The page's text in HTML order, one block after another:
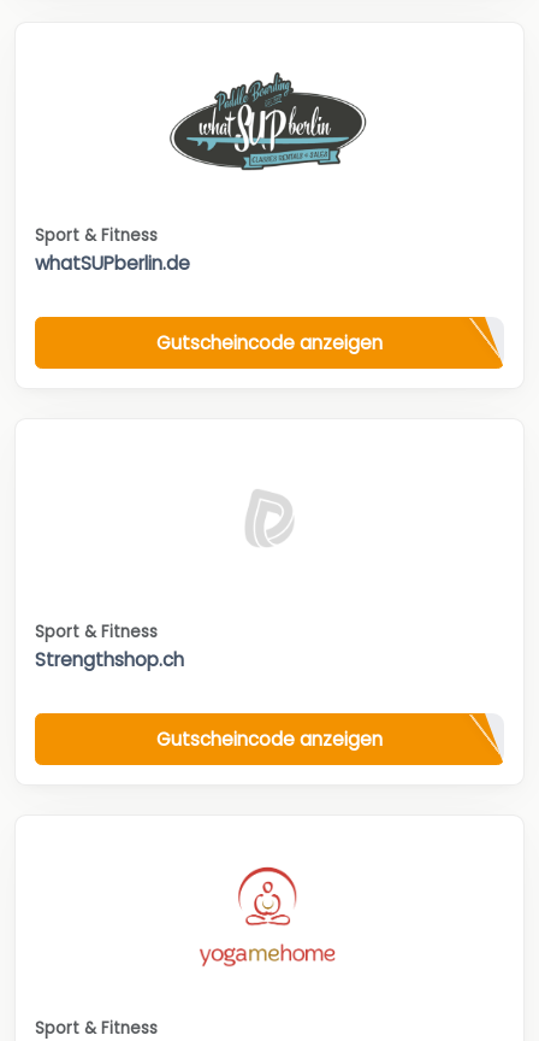
Sport & Fitness
whatSUPberlin.de
Gutscheincode anzeigen
Sport & Fitness
Strengthshop.ch
Gutscheincode anzeigen
Sport & Fitness